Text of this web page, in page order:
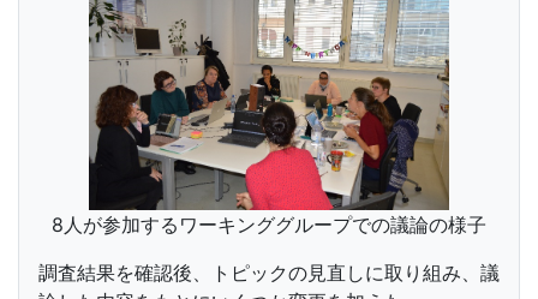
8人が参加するワーキンググループでの議論の様子
調査結果を確認後、トピックの見直しに取り組み、議